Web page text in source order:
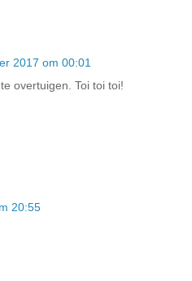
2017 om 00:01
overtuigen. Toi toi toi!
20:55